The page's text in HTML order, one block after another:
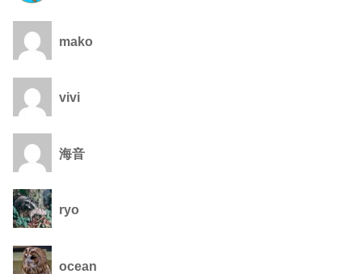
mako
vivi
海音
ryo
ocean